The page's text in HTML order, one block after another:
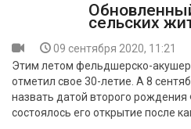
сельских
09 сентября 2020, 11:21
Этим летом фельдшерско-
отметил свое 30-летие. А 8
назвать датой второго
состоялось его открытие после